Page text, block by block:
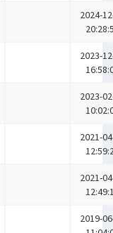
2024-
2023-
2023-
2021-
2021-
2019-